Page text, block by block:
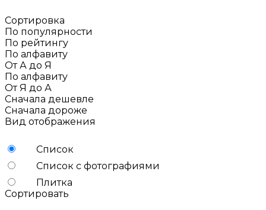
Сортировка
По популярности
По рейтингу
По алфавиту
От А до Я
По алфавиту
От Я до А
Сначала дешевле
Сначала дороже
Вид отображения
Список
Список с фотографиями
Плитка
Сортировать